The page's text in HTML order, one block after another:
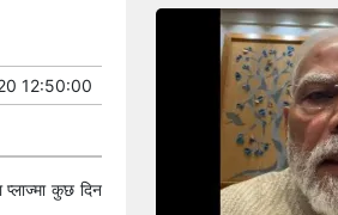
12:50:00
प्लाज्मा कुछ दिन